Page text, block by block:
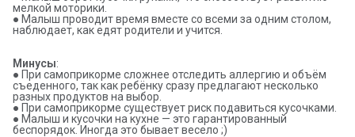
мелкой моторики.
● Малыш проводит время вместе со всеми за одним столом,
наблюдает, как едят родители и учится.
Минусы:
● При самоприкорме сложнее отследить аллергию и объём
съеденного, так как ребёнку сразу предлагают несколько
разных продуктов на выбор.
● При самоприкорме существует риск подавиться кусочками.
● Малыш и кусочки на кухне — это гарантированный
беспорядок. Иногда это бывает весело ;)